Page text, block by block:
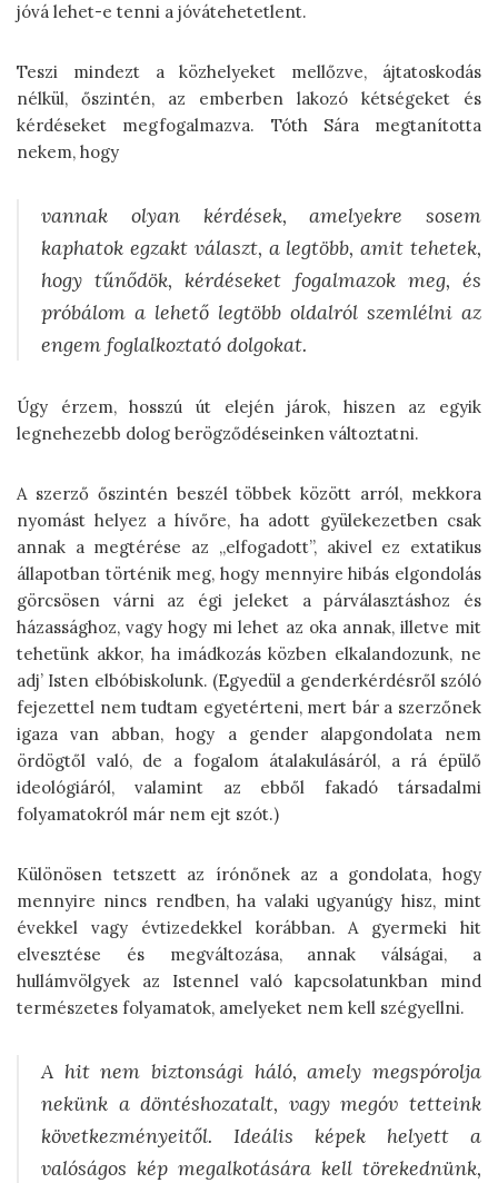
jóvá lehet-e tenni a jóvátehetetlent.
Teszi mindezt a közhelyeket mellőzve, ájtatoskodás
nélkül, őszintén, az emberben lakozó kétségeket és
kérdéseket megfogalmazva. Tóth Sára megtanította
nekem, hogy
vannak olyan kérdések, amelyekre sosem
kaphatok egzakt választ, a legtöbb, amit tehetek,
hogy tűnődök, kérdéseket fogalmazok meg, és
próbálom a lehető legtöbb oldalról szemlélni az
engem foglalkoztató dolgokat.
Úgy érzem, hosszú út elején járok, hiszen az egyik
legnehezebb dolog berögződéseinken változtatni.
A szerző őszintén beszél többek között arról, mekkora
nyomást helyez a hívőre, ha adott gyülekezetben csak
annak a megtérése az „elfogadott”, akivel ez extatikus
állapotban történik meg, hogy mennyire hibás elgondolás
görcsösen várni az égi jeleket a párválasztáshoz és
házassághoz, vagy hogy mi lehet az oka annak, illetve mit
tehetünk akkor, ha imádkozás közben elkalandozunk, ne
adj’ Isten elbóbiskolunk. (Egyedül a genderkérdésről szóló
fejezettel nem tudtam egyetérteni, mert bár a szerzőnek
igaza van abban, hogy a gender alapgondolata nem
ördögtől való, de a fogalom átalakulásáról, a rá épülő
ideológiáról, valamint az ebből fakadó társadalmi
folyamatokról már nem ejt szót.)
Különösen tetszett az írónőnek az a gondolata, hogy
mennyire nincs rendben, ha valaki ugyanúgy hisz, mint
évekkel vagy évtizedekkel korábban. A gyermeki hit
elvesztése és megváltozása, annak válságai, a
hullámvölgyek az Istennel való kapcsolatunkban mind
természetes folyamatok, amelyeket nem kell szégyellni.
A hit nem biztonsági háló, amely megspórolja
nekünk a döntéshozatalt, vagy megóv tetteink
következményeitől. Ideális képek helyett a
valóságos kép megalkotására kell törekednünk,